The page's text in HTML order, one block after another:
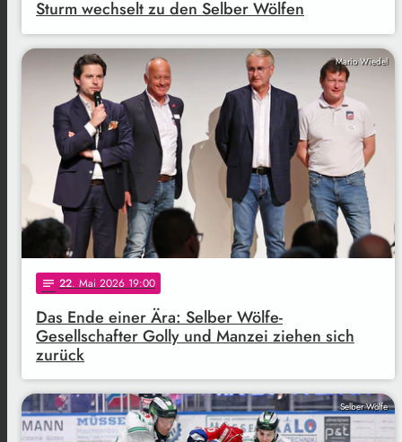
Sturm wechselt zu den Selber Wölfen
Mario Wiedel
notes 22. Mai 2026 19:00
Das Ende einer Ära: Selber Wölfe-
Gesellschafter Golly und Manzei ziehen sich
zurück
Selber Wölfe